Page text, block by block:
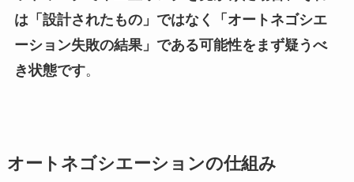
は「設計されたもの」ではなく「オートネゴシエ
ーション失敗の結果」である可能性をまず疑うべ
き状態です。
オートネゴシエーションの仕組み